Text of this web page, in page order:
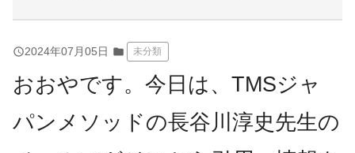
query_builder2024年07月05日 folder 未分類
おおやです。今日は、TMSジャ
パンメソッドの長谷川淳史先生の